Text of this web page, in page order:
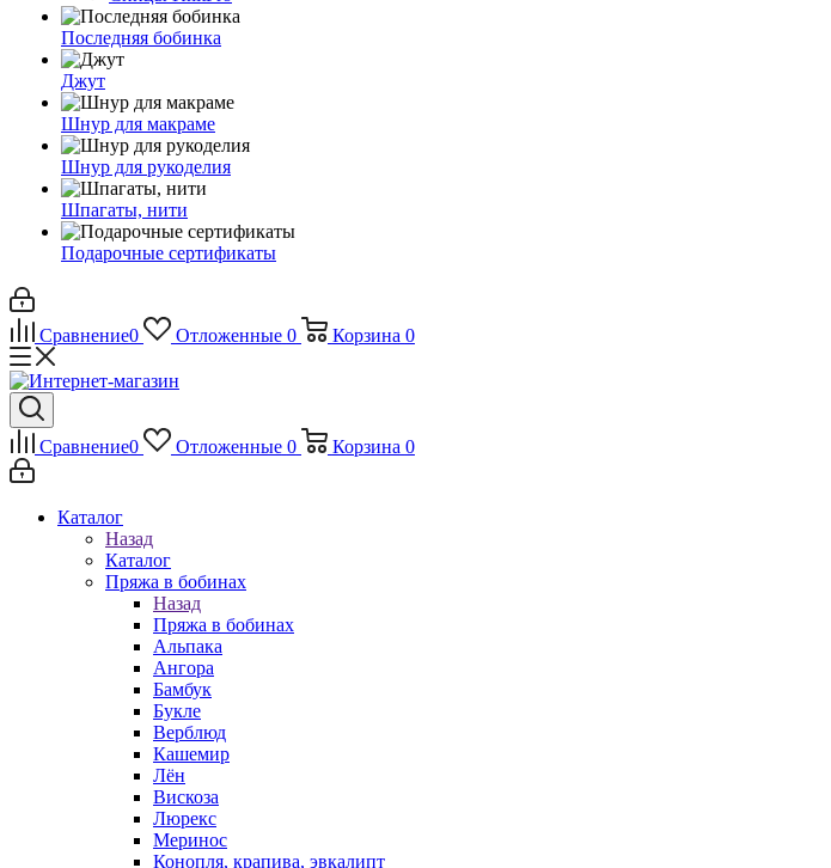
Последняя бобинка
Джут
Шнур для макраме
Шнур для рукоделия
Шпагаты, нити
Подарочные сертификаты
Сравнение0 Отложенные 0 Корзина 0
Сравнение0 Отложенные 0 Корзина 0
Каталог
Назад
Каталог
Пряжа в бобинах
Назад
Пряжа в бобинах
Альпака
Ангора
Бамбук
Букле
Верблюд
Кашемир
Лён
Вискоза
Люрекс
Меринос
Конопля, крапива, эвкалипт